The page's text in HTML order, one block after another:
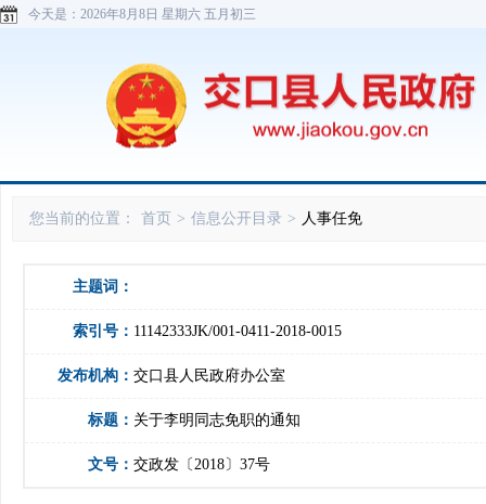
今天是： 2026年8月8日 星期六 五月初三
您当前的位置： 首页 > 信息公开目录 > 人事任免
主题词：
索引号： 11142333JK/001-0411-2018-0015
发布机构： 交口县人民政府办公室
标题： 关于李明同志免职的通知
文号： 交政发〔2018〕37号